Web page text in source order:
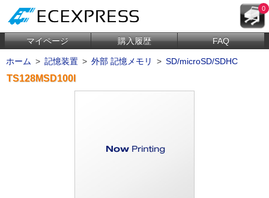
0
マイページ 購入履歴 FAQ
ホーム > 記憶装置 > 外部 記憶メモリ > SD/microSD/SDHC
TS128MSD100I